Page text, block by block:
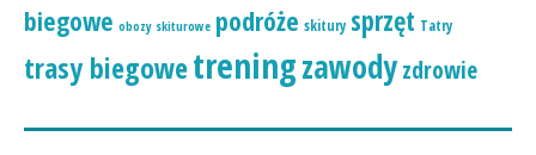
biegowe obozy skiturowe podróże skitury sprzęt Tatry
trasy biegowetreningzawodyzdrowie